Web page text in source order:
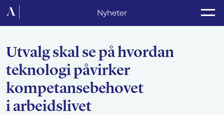
Nyheter
Forside
Lønnsoppgjør
Medlemsforeninger
Kurs og konferanser
Utvalg skal se på hvordan
teknologi påvirker
kompetansebehovet
i arbeidslivet